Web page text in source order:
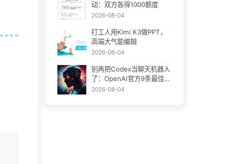
动：双方各得1000额度
2026-08-04
打工人用Kimi K3做PPT，
高端大气能编辑
2026-08-04
别再把Codex当聊天机器人
了：OpenAI官方9条最佳实
践
2026-08-04